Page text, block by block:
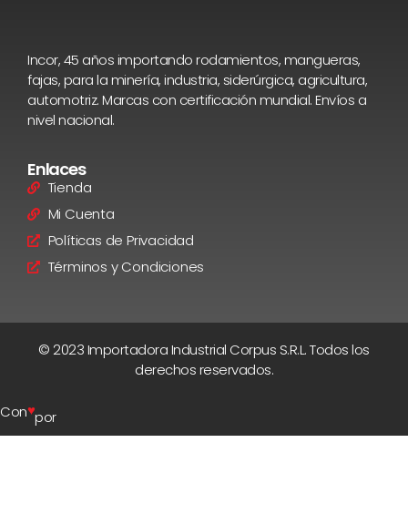
Incor, 45 años importando rodamientos, mangueras,
fajas, para la minería, industria, siderúrgica, agricultura,
automotriz. Marcas con certificación mundial. Envíos a
nivel nacional.
Enlaces
Tienda
Mi Cuenta
Políticas de Privacidad
Términos y Condiciones
© 2023 Importadora Industrial Corpus S.R.L. Todos los
derechos reservados.
Con♥por